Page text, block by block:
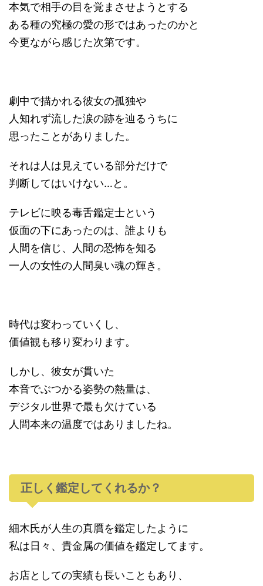
本気で相手の目を覚まさせようとする
ある種の究極の愛の形ではあったのかと
今更ながら感じた次第です。
劇中で描かれる彼女の孤独や
人知れず流した涙の跡を辿るうちに
思ったことがありました。
それは人は見えている部分だけで
判断してはいけない…と。
テレビに映る毒舌鑑定士という
仮面の下にあったのは、誰よりも
人間を信じ、人間の恐怖を知る
一人の女性の人間臭い魂の輝き。
時代は変わっていくし、
価値観も移り変わります。
しかし、彼女が貫いた
本音でぶつかる姿勢の熱量は、
デジタル世界で最も欠けている
人間本来の温度ではありましたね。
正しく鑑定してくれるか？
細木氏が人生の真贋を鑑定したように
私は日々、貴金属の価値を鑑定してます。
お店としての実績も長いこともあり、